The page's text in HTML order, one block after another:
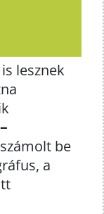
lesznek
be
a